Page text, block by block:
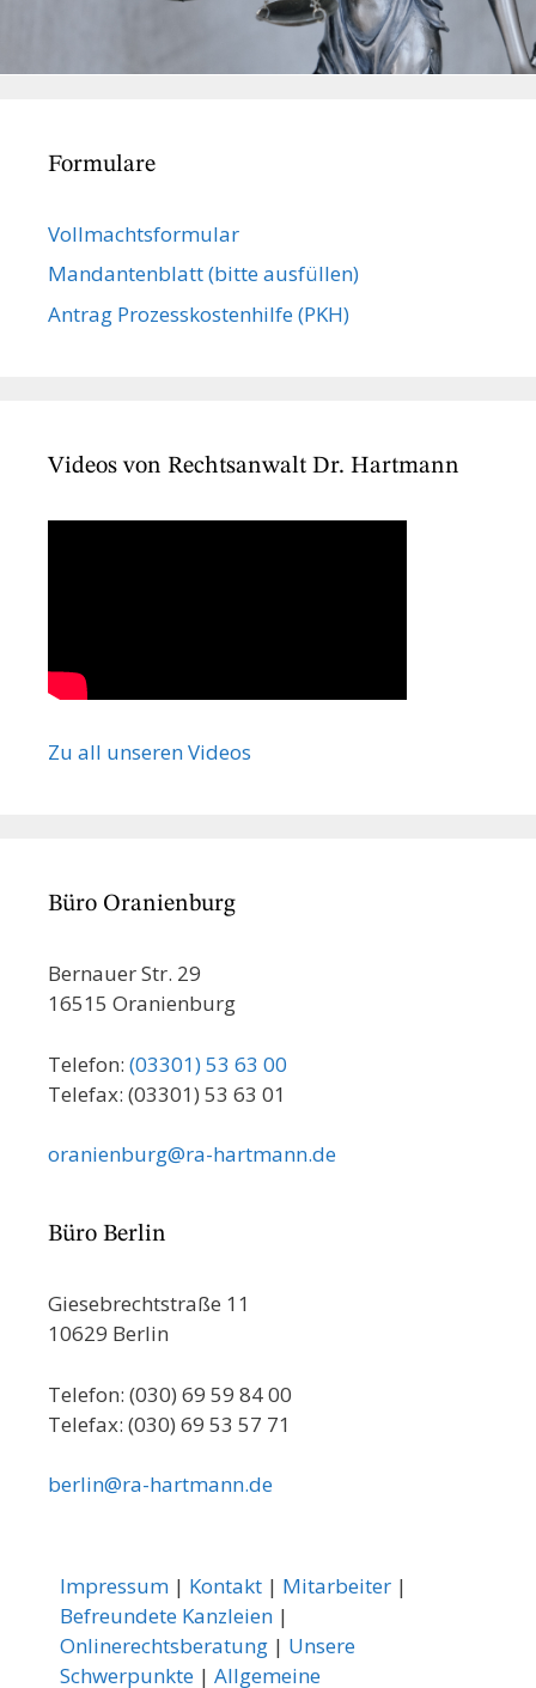
Formulare
Vollmachts­formular
Mandanten­blatt (bitte ausfüllen)
Antrag Prozesskostenhilfe (PKH)
Videos von Rechtsanwalt Dr. Hartmann
Zu all unseren Videos
Büro Oranienburg
Bernauer Str. 29
16515 Oranienburg
Telefon: (03301) 53 63 00
Telefax: (03301) 53 63 01
oranienburg@ra-hartmann.de
Büro Berlin
Giesebrechtstraße 11
10629 Berlin
Telefon: (030) 69 59 84 00
Telefax: (030) 69 53 57 71
berlin@ra-hartmann.de
Impressum | Kontakt | Mitarbeiter |
Befreundete Kanzleien |
Onlinerechtsberatung | Unsere
Schwerpunkte | Allgemeine